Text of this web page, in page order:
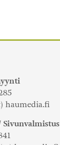
haumedia.fi